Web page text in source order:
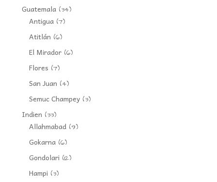
Guatemala(34)
Antigua(7)
Atitlán (6)
El Mirador(6)
Flores (7)
San Juan (4)
Semuc Champey(3)
Indien (33)
Allahmabad(9)
Gokarna(6)
Gondolari (12)
Hampi (3)